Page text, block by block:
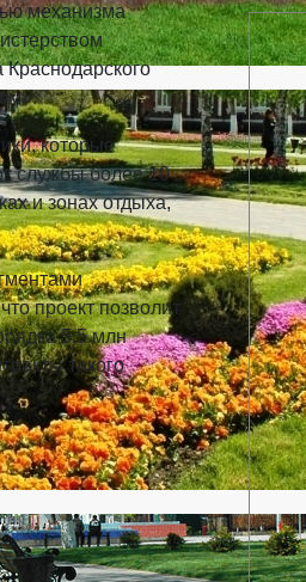
механизма
Краснодарского
которые
службы более 10
и зонах отдыха,
проект позволит
5,5 млн
такого